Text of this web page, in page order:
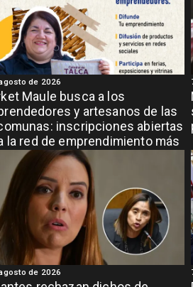
Maule busca a los
y artesanos de las
inscripciones abiertas
la red de emprendimiento más
de la región
de 2026
de 2026